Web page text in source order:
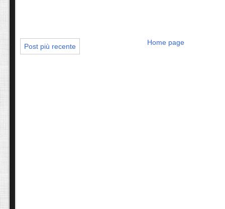
Post più recente Home page